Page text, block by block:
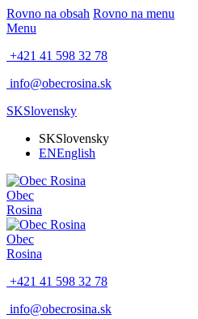
Rovno na obsah Rovno na menu
Menu
+421 41 598 32 78
info@obecrosina.sk
SKSlovensky
SKSlovensky
ENEnglish
Obec
Rosina
Obec
Rosina
+421 41 598 32 78
info@obecrosina.sk